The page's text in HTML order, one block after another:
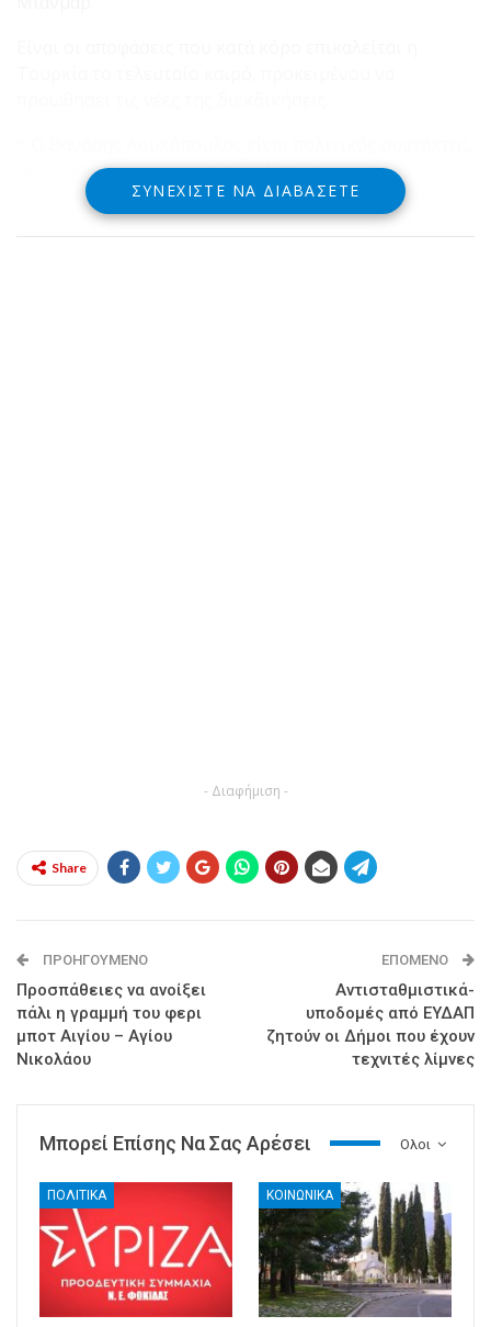
μέλος της ΕΣΗΕΑ, με καταγωγή από την Δωρίδα
ΣΥΝΕΧΊΣΤΕ ΝΑ ΔΙΑΒΆΣΕΤΕ
- Διαφήμιση -
Share
ΠΡΟΗΓΟΎΜΕΝΟ
Προσπάθειες να ανοίξει
πάλι η γραμμή του φερι
μποτ Αιγίου – Αγίου
Νικολάου
ΕΠΌΜΕΝΟ
Αντισταθμιστικά-
υποδομές από ΕΥΔΑΠ
ζητούν οι Δήμοι που έχουν
τεχνιτές λίμνες
Ολοι
Μπορεί Επίσης Να Σας Αρέσει
ΠΟΛΙΤΙΚΑ ΚΟΙΝΩΝΙΚΑ